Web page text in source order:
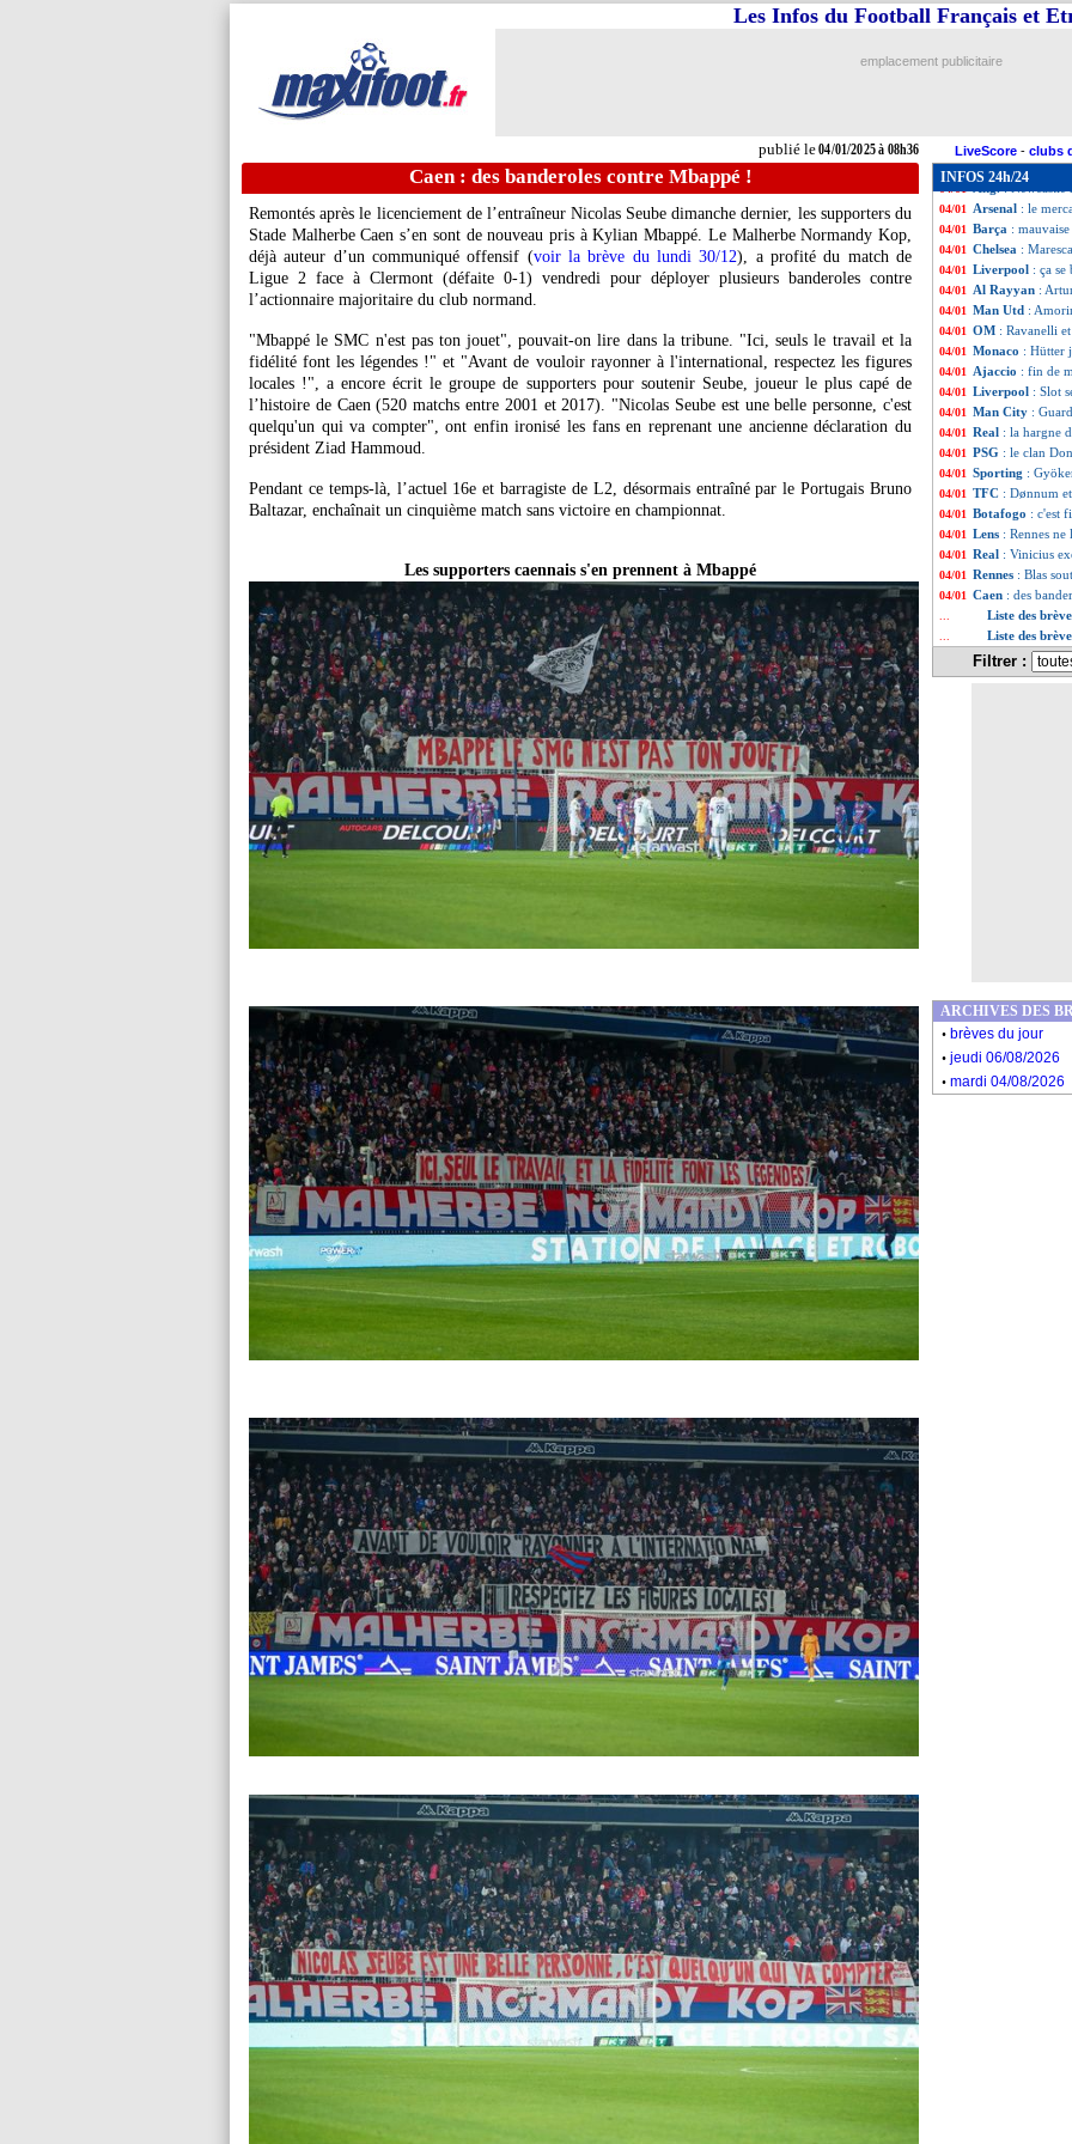
publié le04/01/2025 à 08h36
Les Infos du Football Français et
emplacement publicitaire
LiveScore - clubs
Caen : des banderoles contre Mbappé !
Remontés après le licenciement de l’entraîneur Nicolas Seube dimanche dernier, les supporters du
Stade Malherbe Caen s’en sont de nouveau pris à Kylian Mbappé. Le Malherbe Normandy Kop,
déjà auteur d’un communiqué offensif (voir la brève du lundi 30/12), a profité du match de
Ligue 2 face à Clermont (défaite 0-1) vendredi pour déployer plusieurs banderoles contre
l’actionnaire majoritaire du club normand.
"Mbappé le SMC n'est pas ton jouet", pouvait-on lire dans la tribune. "Ici, seuls le travail et la
fidélité font les légendes !" et "Avant de vouloir rayonner à l'international, respectez les figures
locales !", a encore écrit le groupe de supporters pour soutenir Seube, joueur le plus capé de
l’histoire de Caen (520 matchs entre 2001 et 2017). "Nicolas Seube est une belle personne, c'est
quelqu'un qui va compter", ont enfin ironisé les fans en reprenant une ancienne déclaration du
président Ziad Hammoud.
Pendant ce temps-là, l’actuel 16e et barragiste de L2, désormais entraîné par le Portugais Bruno
Baltazar, enchaînait un cinquième match sans victoire en championnat.
Les supporters caennais s'en prennent à Mbappé
INFOS 24h/24
04/01 Ang.: carton de
04/01 Monaco : le point
04/01 PSG
04/01 L2: Dunkerque
04/01 Lyon: Almada,
:
04/01 Arsenal : le
04/01 Barça :
04/01 Chelsea :
04/01 Liverpool : ça
04/01 Al Rayyan :
04/01 Man Utd :
04/01 OM : Ravanelli
04/01 Monaco : Hütter
04/01 Ajaccio : fin de
04/01 Liverpool : Slot
04/01 Man City :
04/01 Real : la hargne
04/01 PSG : le clan
04/01 Sporting :
04/01 TFC : Dønnum
04/01 Botafogo : c'est
04/01 Lens : Rennes ne
04/01 Real : Vinicius
04/01 Rennes : Blas
04/01 Caen : des
Liste des
Liste des
Filtrer :
ARCHIVES DES
. brèves du jour
. jeudi 06/08/2026
. mardi 04/08/2026